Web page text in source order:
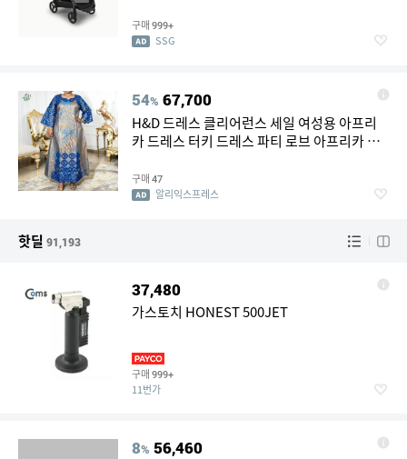
구매 999+
SSG
54% 67,700
H&D 드레스 클리어런스 세일 여성용 아프리
카 드레스 터키 드레스 파티 로브 아프리카 의
구매 47
알리익스프레스
핫딜 91,193
37,480
가스토치 HONEST 500JET
구매 999+
11번가
8% 56,460